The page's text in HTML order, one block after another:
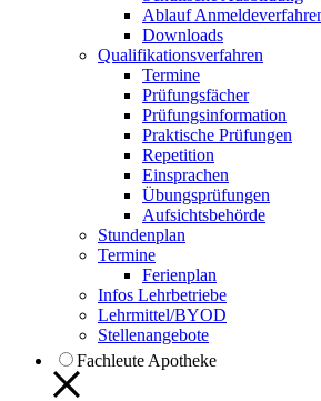
Ablauf
Downloads
Qualifikationsverfahren
Termine
Prüfungsfächer
Prüfungsinformation
Praktische Prüfungen
Repetition
Einsprachen
Übungsprüfungen
Aufsichtsbehörde
Stundenplan
Termine
Ferienplan
Infos Lehrbetriebe
Lehrmittel/BYOD
Stellenangebote
Fachleute Apotheke